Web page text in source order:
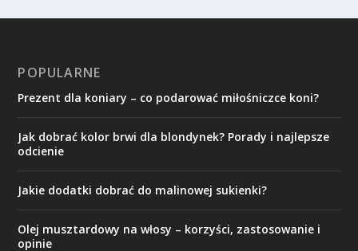
POPULARNE
Prezent dla koniary – co podarować miłośniczce koni?
Jak dobrać kolor brwi dla blondynek? Porady i najlepsze
odcienie
Jakie dodatki dobrać do malinowej sukienki?
Olej musztardowy na włosy – korzyści, zastosowanie i
opinie